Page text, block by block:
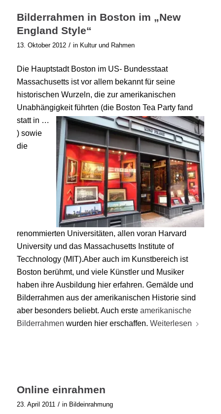
Bilderrahmen in Boston im „New
England Style“
13. Oktober 2012 / in Kultur und Rahmen
Die Hauptstadt Boston im US- Bundesstaat
Massachusetts ist vor allem bekannt für seine
historischen Wurzeln, die zur amerikanischen
Unabhängigkeit führten (dieBoston Tea Party fand
statt in …
) sowie
die
renommierten Universitäten, allen voran Harvard
University und das Massachusetts Institute of
Tecchnology (MIT).Aber auch im Kunstbereich ist
Boston berühmt, und viele Künstler und Musiker
haben ihre Ausbildung hier erfahren. Gemälde und
Bilderrahmen aus der amerikanischen Historie sind
aber besonders beliebt. Auch erste amerikanische
Bilderrahmen wurden hier erschaffen. Weiterlesen
Online einrahmen
23. April 2011 / in Bildeinrahmung